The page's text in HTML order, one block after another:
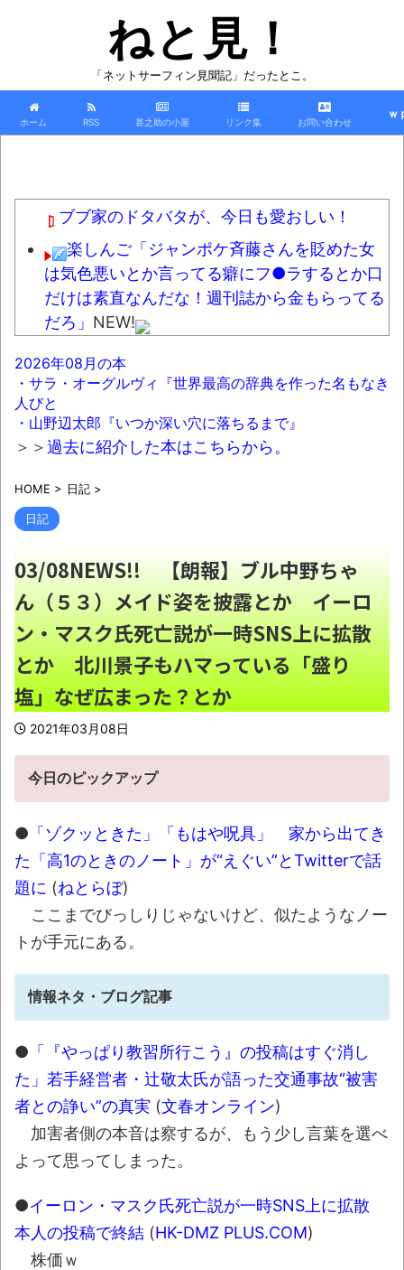
ねと見！
「ネットサーフィン見聞記」だったとこ。
ホーム RSS 甚之助の小屋 リンク集 お問い合わせ
ｗ
ブブ家のドタバタが、今日も愛おしい！
楽しんご「ジャンポケ斉藤さんを貶めた女
は気色悪いとか言ってる癖にフ●ラするとか口
だけは素直なんだな！週刊誌から金もらってる
だろ」 NEW!
【悲報】節約で毎日カップラーメンや袋ラ
ーメン食べてたワイ『ある事実』に気付くｗｗ
ｗｗｗｗ
羽田空港「どんどんターミナルを広くして
徒歩で行けるようにします」→搭乗口まで1キ
ロ歩かせるもよう
あまりにも酷すぎる出来でバカにされまく
ったアニメ『ワンダンス』、原作者本人が手書
きアニメを投稿した結果・・・ｗｗｗｗｗｗ
NEW!
QRコード決済やタブレットなどを使いこな
せない人も居るという話・・・
【サッカー界激震】韓国サッカー協会、W
杯予選の審判に“性接待”していたことが発覚
協会カードの決済明細まで見つかる
うすれば……NEW!
【通報】停車中の車に追突してきた自転車
キッズ、とんでもない一言を吐いて逃走ｗｗｗ
ｗ NEW!
【速報】れいわ新選組、新たな党名は「い
のちの党」 略称は「いのち」NEW!
【動画】ロシアの空挺兵、パラシュートが
開かずに墜落してしまう。
NEW!
【動画】熊本地震発生時の手術室の様子が
公開される
NEW!
い」雑魚寝も…避難所めぐる格差とか れいわ
新選組、「いのちの党」に改名とか 「週刊少
年ジャンプ」発行部数が初の100万部割れと
2026年08月の本
・サラ・オーグルヴィ『世界最高の辞典を作った名もなき
人びと
・山野辺太郎『いつか深い穴に落ちるまで』
＞＞過去に紹介した本はこちらから。
HOME > 日記 >
日記
03/08NEWS!! 【朗報】ブル中野ちゃ
ん（５３）メイド姿を披露とか イーロ
ン・マスク氏死亡説が一時SNS上に拡散
とか 北川景子もハマっている「盛り
塩」なぜ広まった？とか
2021年03月08日
今日のピックアップ
● 「ゾクッときた」「もはや呪具」 家から出てき
た「高1のときのノート」が“えぐい”とTwitterで話
題に (ねとらぼ)
ここまでびっしりじゃないけど、似たようなノー
トが手元にある。
情報ネタ・ブログ記事
● 「『やっぱり教習所行こう』の投稿はすぐ消し
た」若手経営者・辻敬太氏が語った交通事故“被害
者との諍い”の真実 (文春オンライン)
加害者側の本音は察するが、もう少し言葉を選べ
よって思ってしまった。
●イーロン・マスク氏死亡説が一時SNS上に拡散
本人の投稿で終結 (HK-DMZ PLUS.COM)
株価ｗ